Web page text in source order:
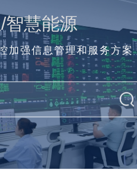
智慧能源
加强信息管理和服务方案